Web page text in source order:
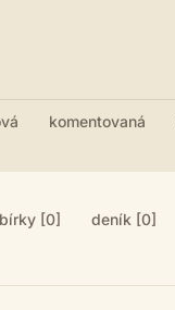
komentovaná
[0] deník [0]